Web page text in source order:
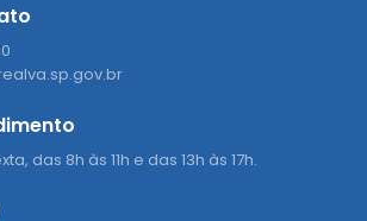
das 8h às 11h e das 13h às 17h.